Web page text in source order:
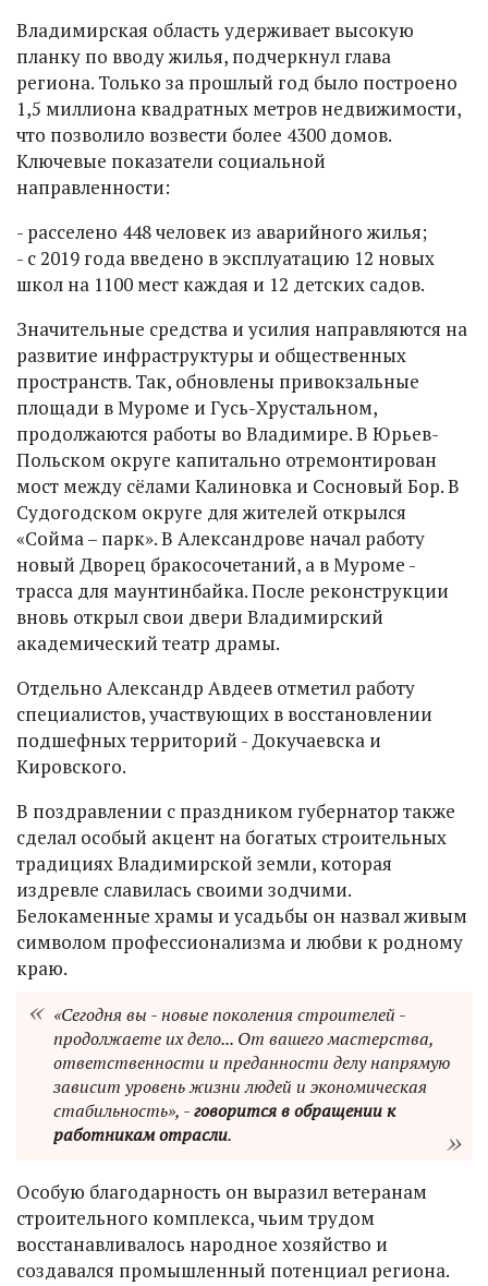
Владимирская область удерживает высокую
планку по вводу жилья, подчеркнул глава
региона. Только за прошлый год было построено
1,5 миллиона квадратных метров недвижимости,
что позволило возвести более 4300 домов.
Ключевые показатели социальной
направленности:
- расселено 448 человек из аварийного жилья;
- с 2019 года введено в эксплуатацию 12 новых
школ на 1100 мест каждая и 12 детских садов.
Значительные средства и усилия направляются на
развитие инфраструктуры и общественных
пространств. Так, обновлены привокзальные
площади в Муроме и Гусь-Хрустальном,
продолжаются работы во Владимире. В Юрьев-
Польском округе капитально отремонтирован
мост между сёлами Калиновка и Сосновый Бор. В
Судогодском округе для жителей открылся
«Сойма – парк». В Александрове начал работу
новый Дворец бракосочетаний, а в Муроме -
трасса для маунтинбайка. После реконструкции
вновь открыл свои двери Владимирский
академический театр драмы.
Отдельно Александр Авдеев отметил работу
специалистов, участвующих в восстановлении
подшефных территорий - Докучаевска и
Кировского.
В поздравлении с праздником губернатор также
сделал особый акцент на богатых строительных
традициях Владимирской земли, которая
издревле славилась своими зодчими.
Белокаменные храмы и усадьбы он назвал живым
символом профессионализма и любви к родному
краю.
«Сегодня вы - новые поколения строителей -
продолжаете их дело... От вашего мастерства,
ответственности и преданности делу напрямую
зависит уровень жизни людей и экономическая
стабильность», -говорится в обращении к
работникам отрасли.
Особую благодарность он выразил ветеранам
строительного комплекса, чьим трудом
восстанавливалось народное хозяйство и
создавался промышленный потенциал региона.